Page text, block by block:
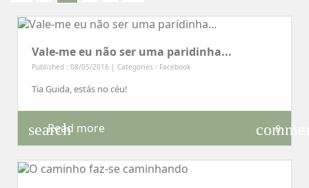
Vale-me eu não ser uma paridinha...
Published : 08/05/2016 | Categories : Facebook
Tia Guida, estás no céu!
search
Read more 0